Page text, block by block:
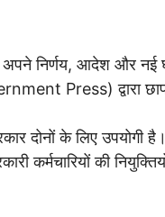
निर्णय, आदेश और नई
Press) द्वारा
दोनों के लिए उपयोगी है।
कर्मचारियों की